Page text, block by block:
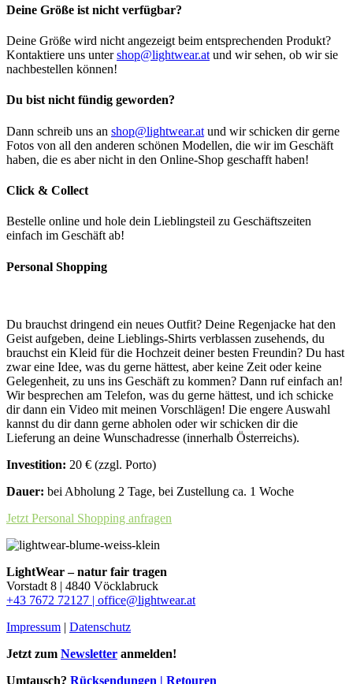
Deine Größe ist nicht verfügbar?
Deine Größe wird nicht angezeigt beim entsprechenden Produkt?
Kontaktiere uns untershop@lightwear.at und wir sehen, ob wir sie
nachbestellen können!
Du bist nicht fündig geworden?
Dann schreib uns an shop@lightwear.at und wir schicken dir gerne
Fotos von all den anderen schönen Modellen, die wir im Geschäft
haben, die es aber nicht in den Online-Shop geschafft haben!
Click & Collect
Bestelle online und hole dein Lieblingsteil zu Geschäftszeiten
einfach im Geschäft ab!
Personal Shopping
Du brauchst dringend ein neues Outfit? Deine Regenjacke hat den
Geist aufgeben, deine Lieblings-Shirts verblassen zusehends, du
brauchst ein Kleid für die Hochzeit deiner besten Freundin? Du hast
zwar eine Idee, was du gerne hättest, aber keine Zeit oder keine
Gelegenheit, zu uns ins Geschäft zu kommen? Dann ruf einfach an!
Wir besprechen am Telefon, was du gerne hättest, und ich schicke
dir dann ein Video mit meinen Vorschlägen! Die engere Auswahl
kannst du dir dann gerne abholen oder wir schicken dir die
Lieferung an deine Wunschadresse (innerhalb Österreichs).
Investition: 20 € (zzgl. Porto)
Dauer: bei Abholung 2 Tage, bei Zustellung ca. 1 Woche
Jetzt Personal Shopping anfragen
LightWear – natur fair tragen
Vorstadt 8 | 4840 Vöcklabruck
+43 7672 72127 | office@lightwear.at
Impressum | Datenschutz
Jetzt zum Newsletter anmelden!
Umtausch? Rücksendungen | Retouren